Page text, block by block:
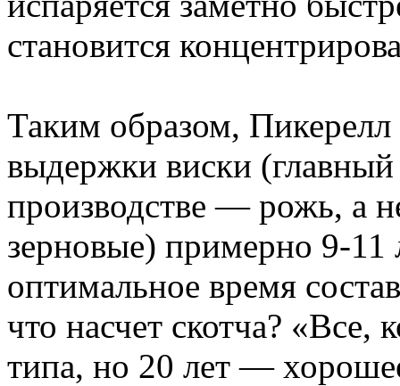
становится
Таким образом,
выдержки виски
производстве — рожь, а
зерновые) примерно 9-11
оптимальное время
что насчет скотча? «Все,
типа, но 20 лет —